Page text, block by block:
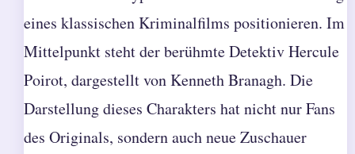
eines klassischen Kriminalfilms positionieren. Im
Mittelpunkt steht der berühmte Detektiv Hercule
Poirot, dargestellt von Kenneth Branagh. Die
Darstellung dieses Charakters hat nicht nur Fans
des Originals, sondern auch neue Zuschauer